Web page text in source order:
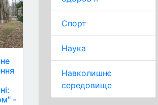
Спорт
Наука
Навколишнє
середовище
-